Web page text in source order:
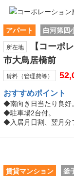
アパート 白河第四
所在地
【コーポ
市大鳥居橋前
賃料（管理費等）
おすすめポイント
◆南向き日当たり良好。
◆駐車場2台付。
◆入居月日割、翌月分
賃貸マンション 釜